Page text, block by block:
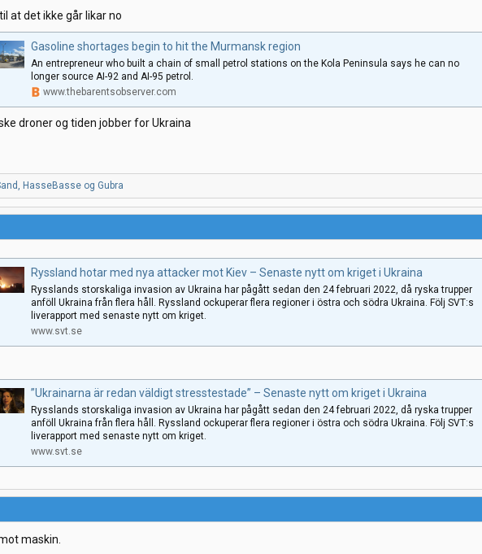
at det ikke går likar no
Gasoline shortages begin to hit the Murmansk region
An entrepreneur who built a chain of small petrol stations on the Kola Peninsula says he can no
longer source AI-92 and AI-95 petrol.
www.thebarentsobserver.com
droner og tiden jobber for Ukraina
HasseBasse og Gubra
Ryssland hotar med nya attacker mot Kiev – Senaste nytt om kriget i Ukraina
Rysslands storskaliga invasion av Ukraina har pågått sedan den 24 februari 2022, då ryska trupper
anföll Ukraina från flera håll. Ryssland ockuperar flera regioner i östra och södra Ukraina. Följ SVT:s
liverapport med senaste nytt om kriget.
www.svt.se
”Ukrainarna är redan väldigt stresstestade” – Senaste nytt om kriget i Ukraina
Rysslands storskaliga invasion av Ukraina har pågått sedan den 24 februari 2022, då ryska trupper
anföll Ukraina från flera håll. Ryssland ockuperar flera regioner i östra och södra Ukraina. Följ SVT:s
liverapport med senaste nytt om kriget.
www.svt.se
maskin.